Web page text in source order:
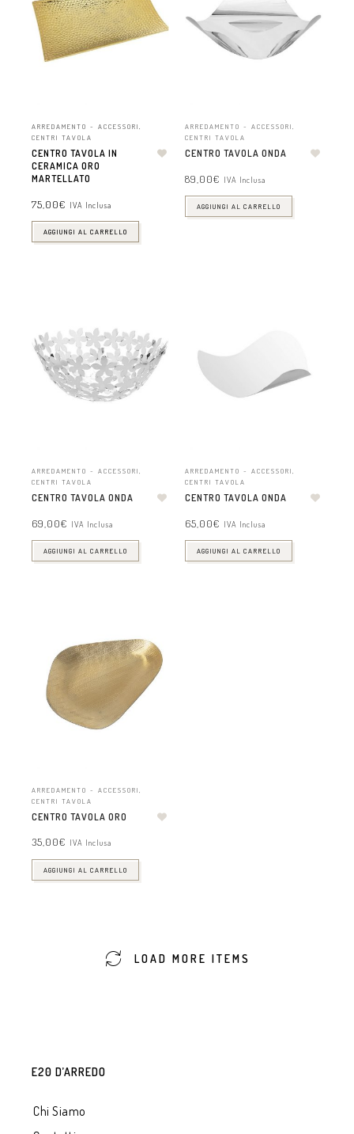
ARREDAMENTO - ACCESSORI,
CENTRI TAVOLA
CENTRO TAVOLA IN
CERAMICA ORO
MARTELLATO
75,00€ IVA Inclusa
AGGIUNGI AL CARRELLO
ARREDAMENTO - ACCESSORI,
CENTRI TAVOLA
CENTRO TAVOLA ONDA
89,00€ IVA Inclusa
AGGIUNGI AL CARRELLO
ARREDAMENTO - ACCESSORI
CENTRI TAVOLA
CENTRO TAVOLA ONDA
69,00€ IVA Inclusa
AGGIUNGI AL CARRELLO
ARREDAMENTO - ACCESSORI
CENTRI TAVOLA
CENTRO TAVOLA ONDA
65,00€ IVA Inclusa
AGGIUNGI AL CARRELLO
ARREDAMENTO - ACCESSORI
CENTRI TAVOLA
CENTRO TAVOLA ORO
35,00€ IVA Inclusa
AGGIUNGI AL CARRELLO
LOAD MORE ITEMS
E20 D’ARREDO
Chi Siamo